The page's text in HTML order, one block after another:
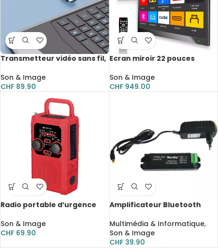
Transmetteur vidéo sans fil,
Son & Image
CHF 89.90
Ecran miroir 22 pouces
étanche, Wifi, Smart Mirror
pour salle de bain
Son & Image
CHF 949.00
Radio portable d’urgence
éclairage à manivelle, pour
camping
Son & Image
CHF 69.90
Amplificateur Bluetooth
Multimédia & Informatique,
Son & Image
CHF 39.90